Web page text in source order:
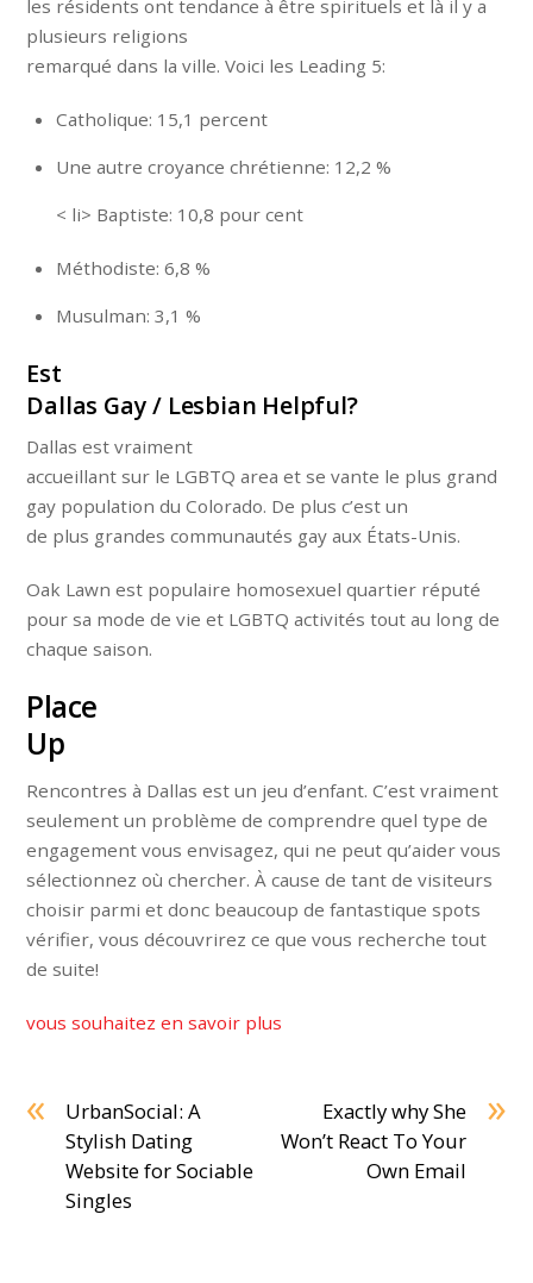
les résidents ont tendance à être spirituels et là il y a
plusieurs religions
remarqué dans la ville. Voici les Leading 5:
Catholique: 15,1 percent
Une autre croyance chrétienne: 12,2 %
< li> Baptiste: 10,8 pour cent
Méthodiste: 6,8 %
Musulman: 3,1 %
Est
Dallas Gay / Lesbian Helpful?
Dallas est vraiment
accueillant sur le LGBTQ area et se vante le plus grand
gay population du Colorado. De plus c’est un
de plus grandes communautés gay aux États-Unis.
Oak Lawn est populaire homosexuel quartier réputé
pour sa mode de vie et LGBTQ activités tout au long de
chaque saison.
Place
Up
Rencontres à Dallas est un jeu d’enfant. C’est vraiment
seulement un problème de comprendre quel type de
engagement vous envisagez, qui ne peut qu’aider vous
sélectionnez où chercher. À cause de tant de visiteurs
choisir parmi et donc beaucoup de fantastique spots
vérifier, vous découvrirez ce que vous recherche tout
de suite!
vous souhaitez en savoir plus
«
UrbanSocial: A
Stylish Dating
Website for Sociable
Singles
»
Exactly why She
Won’t React To Your
Own Email